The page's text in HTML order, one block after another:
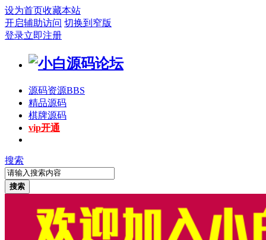
设为首页收藏本站
开启辅助访问 切换到窄版
登录立即注册
源码资源BBS
精品源码
棋牌源码
vip开通
搜索
搜索